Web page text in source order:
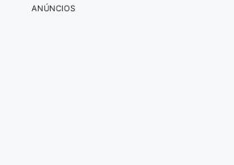
ANÚNCIOS